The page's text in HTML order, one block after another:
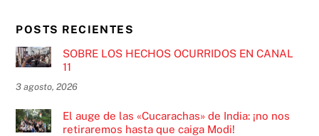
POSTS RECIENTES
SOBRE LOS HECHOS OCURRIDOS EN CANAL
11
3 agosto, 2026
El auge de las «Cucarachas» de India: ¡no nos
retiraremos hasta que caiga Modi!